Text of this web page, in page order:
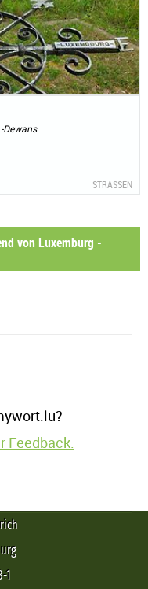
Dewans
STRASSEN
von Luxemburg -
Feedback.
1